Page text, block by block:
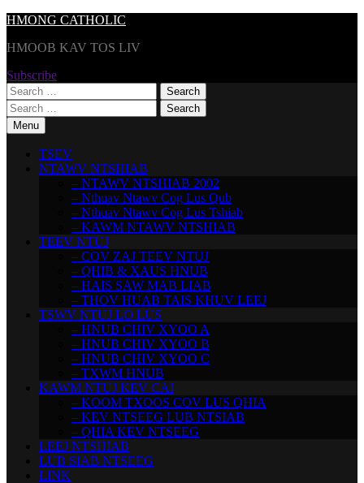
Skip
content
HMONG CATHOLIC
HMOOB KAV TOS LIV
Subscribe
Search
for:
Search
for:Menu
TSEV
NTAWV NTSHIAB
– NTAWV NTSHIAB 2002
– Nthuav Ntawv Cog Lus Qub
– Nthuav Ntawv Cog Lus Tshiab
– KAWM NTAWV NTSHIAB
TEEV NTUJ
– COV ZAJ TEEV NTUJ
– QHIB & XAUS HNUB
– HAIS SAW MAB LIAB
– THOV HUAB TAIS KHUV LEEJ
TSWV NTUJ LO LUS
– HNUB CHIV XYOO A
– HNUB CHIV XYOO B
– HNUB CHIV XYOO C
– TXWM HNUB
KAWM NTUJ KEV CAI
– KOOM TXOOS COV LUS QHIA
– KEV NTSEEG LUB NTSIAB
– QHIA KEV NTSEEG
LEEJ NTSHIAB
LUB SIAB NTSEEG
LINK